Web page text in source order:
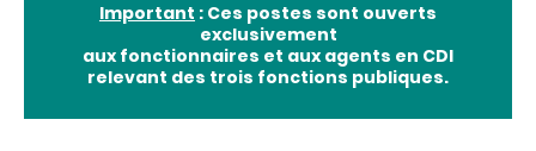
Important : Ces postes sont ouverts
exclusivement
aux fonctionnaires et aux agents en CDI
relevant des trois fonctions publiques.